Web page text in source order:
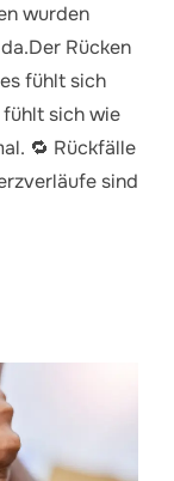
wurden
Rücken
fühlt sich
fühlt sich wie
🔁 Rückfälle
sind